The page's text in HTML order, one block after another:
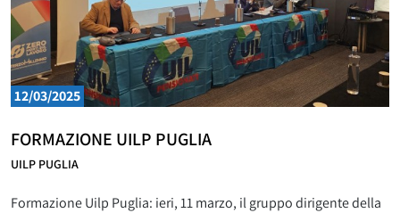
12/03/2025
FORMAZIONE UILP PUGLIA
UILP PUGLIA
Formazione Uilp Puglia: ieri, 11 marzo, il gruppo dirigente della